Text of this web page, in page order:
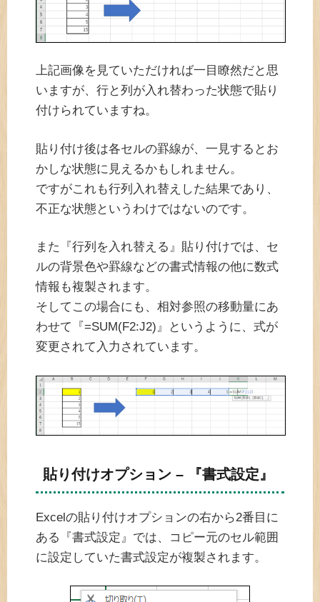
上記画像を見ていただければ一目瞭然だと思
いますが、行と列が入れ替わった状態で貼り
付けられていますね。
貼り付け後は各セルの罫線が、一見するとお
かしな状態に見えるかもしれません。
ですがこれも行列入れ替えした結果であり、
不正な状態というわけではないのです。
また『行列を入れ替える』貼り付けでは、セ
ルの背景色や罫線などの書式情報の他に数式
情報も複製されます。
そしてこの場合にも、相対参照の移動量にあ
わせて『=SUM(F2:J2)』というように、式が
変更されて入力されています。
貼り付けオプション – 『書式設定』
Excelの貼り付けオプションの右から2番目に
ある『書式設定』では、コピー元のセル範囲
に設定していた書式設定が複製されます。